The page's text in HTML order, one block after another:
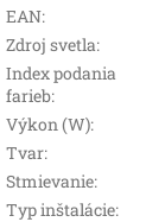
EAN:
Zdroj svetla:
Index podania
farieb:
Výkon (W):
Tvar:
Stmievanie:
Typ inštalácie: